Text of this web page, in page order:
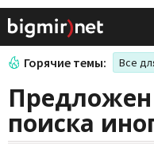
Горячие темы: Все
поиска